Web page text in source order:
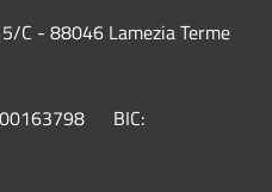
C - 88046 Lamezia Terme
BIC: